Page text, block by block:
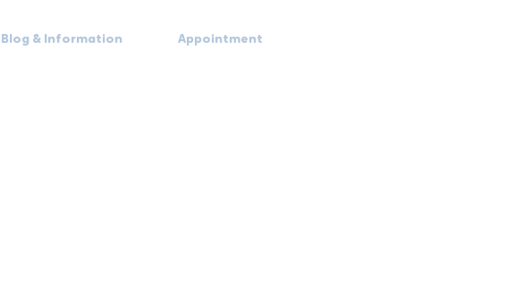
Blog & Information Appointment